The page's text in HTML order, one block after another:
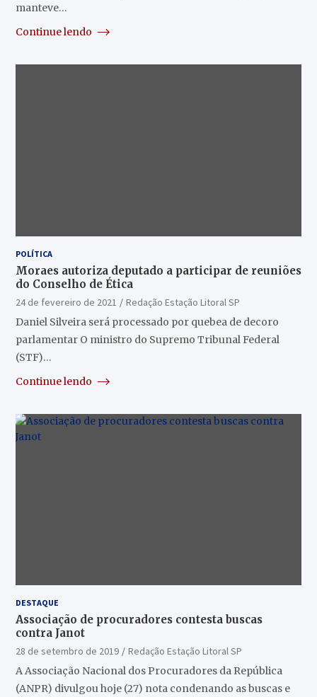
manteve…
Continue lendo
POLÍTICA
Moraes autoriza deputado a participar de reuniões
do Conselho de Ética
24 de fevereiro de 2021
Redação Estação Litoral SP
Daniel Silveira será processado por quebea de decoro
parlamentar O ministro do Supremo Tribunal Federal
(STF)…
Continue lendo
DESTAQUE
Associação de procuradores contesta buscas
contra Janot
28 de setembro de 2019
Redação Estação Litoral SP
A Associação Nacional dos Procuradores da República
(ANPR) divulgou hoje (27) nota condenando as buscas e